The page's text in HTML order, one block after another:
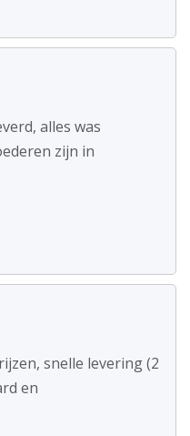
alles was
zijn in
snelle levering (2
en